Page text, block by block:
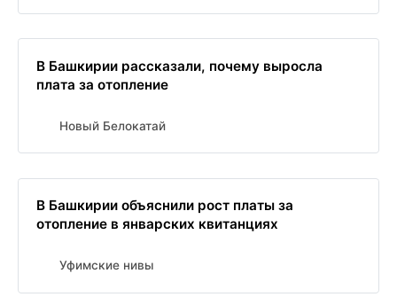
В Башкирии рассказали, почему выросла
плата за отопление
Новый Белокатай
В Башкирии объяснили рост платы за
отопление в январских квитанциях
Уфимские нивы